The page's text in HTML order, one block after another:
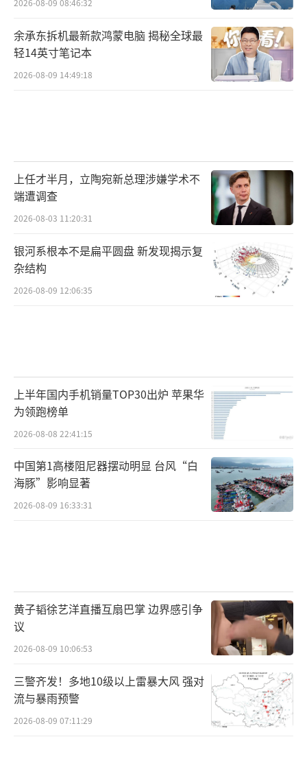
2026-08-09 08:46:32
余承东拆机最新款鸿蒙电脑 揭秘全球最
轻14英寸笔记本
2026-08-09 14:49:18
上任才半月，立陶宛新总理涉嫌学术不
端遭调查
2026-08-03 11:20:31
银河系根本不是扁平圆盘 新发现揭示复
杂结构
2026-08-09 12:06:35
上半年国内手机销量TOP30出炉 苹果华
为领跑榜单
2026-08-08 22:41:15
中国第1高楼阻尼器摆动明显 台风“白
海豚”影响显著
2026-08-09 16:33:31
黄子韬徐艺洋直播互扇巴掌 边界感引争
议
2026-08-09 10:06:53
三警齐发！多地10级以上雷暴大风 强对
流与暴雨预警
2026-08-09 07:11:29